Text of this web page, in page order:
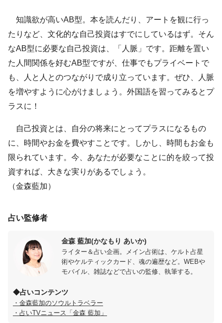
知識欲が高いAB型。本を読んだり、アートを観に行っ
たりなど、文化的な自己投資はすでにしているはず。そん
なAB型に必要な自己投資は、「人脈」です。距離を置い
た人間関係を好むAB型ですが、仕事でもプライベートで
も、人と人とのつながりで成り立っています。ぜひ、人脈
を増やすように心がけましょう。外国語を習ってみるとプ
ラスに！
自己投資とは、自分の将来にとってプラスになるもの
に、時間やお金を費やすことです。しかし、時間もお金も
限られています。今、あなたが必要なことに的を絞って投
資すれば、大きな実りがあるでしょう。
（金森藍加）
占い監修者
金森 藍加(かなもり あいか)
ライター＆占い企画。メイン占術は、ケルト占星
術やケルティックカード、魂の遍歴など。WEBや
モバイル、雑誌などで占いの監修、執筆する。
◆占いコンテンツ
・金森藍加のソウルトラベラー
・占いTVニュース「金森 藍加」